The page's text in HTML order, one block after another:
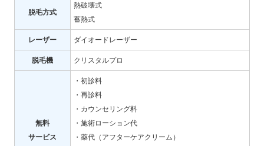
脱毛方式
熱破壊式
蓄熱式
レーザー ダイオードレーザー
脱毛機 クリスタルプロ
無料
サービス
・初診料
・再診料
・カウンセリング料
・施術ローション代
・薬代（アフターケアクリーム）